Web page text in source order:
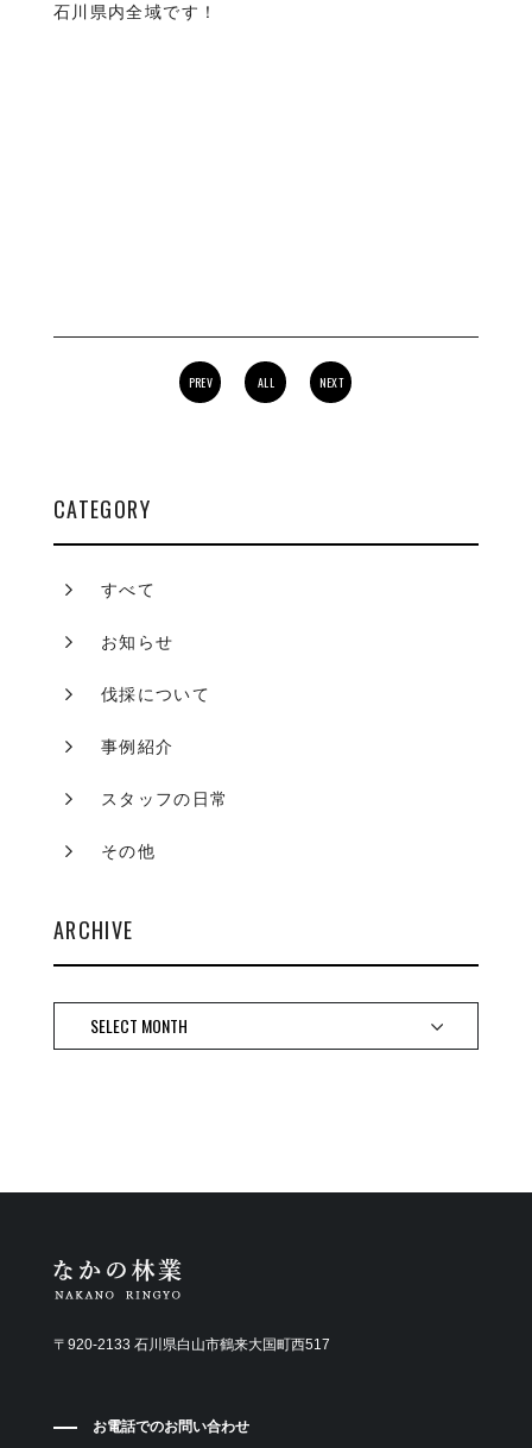
石川県内全域です！
PREV ALL NEXT
CATEGORY
すべて
お知らせ
伐採について
事例紹介
スタッフの日常
その他
ARCHIVE
〒920-2133 石川県白山市鶴来大国町西517
お電話でのお問い合わせ